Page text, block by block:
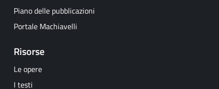
Piano delle pubblicazioni
Portale Machiavelli
Risorse
Le opere
I testi